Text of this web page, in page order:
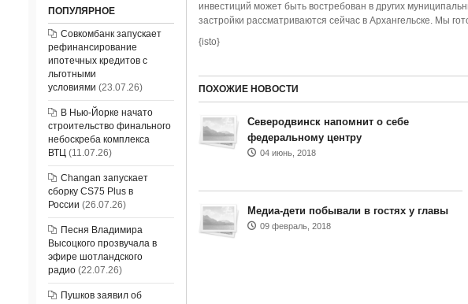
инвестиций может быть востребован в других
застройки рассматриваются сейчас в Архангельске. Мы
{isto}
ПОХОЖИЕ НОВОСТИ
Северодвинск напомнит о себе
федеральному центру
04 июнь, 2018
Медиа-дети побывали в гостях у главы
09 февраль, 2018
ПОПУЛЯРНОЕ
Совкомбанк запускает
рефинансирование
ипотечных кредитов с
льготными
условиями (23.07.26)
В Нью-Йорке начато
строительство финального
небоскреба комплекса
ВТЦ(11.07.26)
Changan запускает
сборку CS75 Plus в
России (26.07.26)
Песня Владимира
Высоцкого прозвучала в
эфире шотландского
радио(22.07.26)
Пушков заявил об